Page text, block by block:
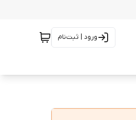
ورود | ثبت‌نام